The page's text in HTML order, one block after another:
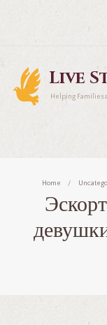
Live
Helping Families
Home